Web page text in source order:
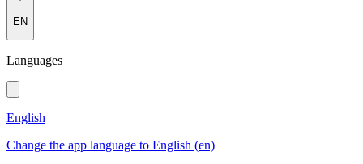
EN
Languages
English
Change the app language to English (en)